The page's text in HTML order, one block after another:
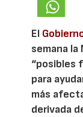
El
semana la
“posibles
para
más
derivada